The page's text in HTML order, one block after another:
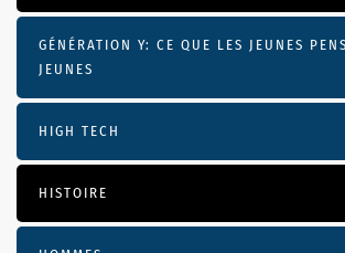
GÉNÉRATION Y: CE QUE LES JEUNES
JEUNES
HIGH TECH
HISTOIRE